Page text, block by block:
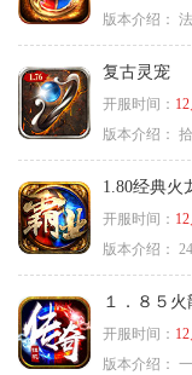
版本介绍：
复古灵宠
开服时间：
版本介绍：
1.80经典火
开服时间：
版本介绍：
１．８５
开服时间：
版本介绍：